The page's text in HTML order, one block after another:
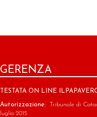
GERENZA
TESTATA ON LINE
Autorizzazione: Tribunale di
luglio 2015